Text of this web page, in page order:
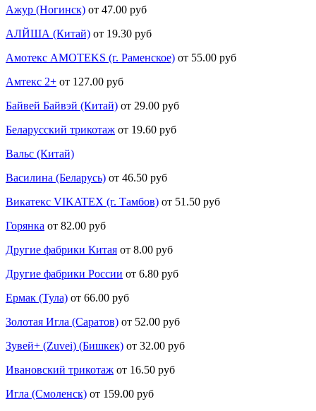
Ажур (Ногинск) от 47.00 руб
АЛЙША (Китай) от 19.30 руб
Амотекс AMOTEKS (г. Раменское) от 55.00 руб
Амтекс 2+ от 127.00 руб
Байвей Байвэй (Китай) от 29.00 руб
Беларусский трикотаж от 19.60 руб
Вальс (Китай)
Василина (Беларусь) от 46.50 руб
Викатекс VIKATEX (г. Тамбов) от 51.50 руб
Горянка от 82.00 руб
Другие фабрики Китая от 8.00 руб
Другие фабрики России от 6.80 руб
Ермак (Тула) от 66.00 руб
Золотая Игла (Саратов) от 52.00 руб
Зувей+ (Zuvei) (Бишкек) от 32.00 руб
Ивановский трикотаж от 16.50 руб
Игла (Смоленск) от 159.00 руб